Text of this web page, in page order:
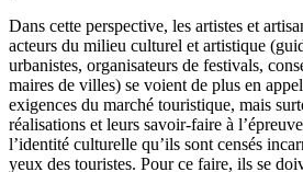
Dans cette perspective, les artistes et
acteurs du milieu culturel et artistique
urbanistes, organisateurs de festivals,
maires de villes) se voient de plus en
exigences du marché touristique, mais
réalisations et leurs savoir-faire à
l’identité culturelle qu’ils sont censés
yeux des touristes. Pour ce faire, ils se